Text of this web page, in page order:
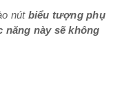
nút biểu tượng phụ
năng này sẽ không